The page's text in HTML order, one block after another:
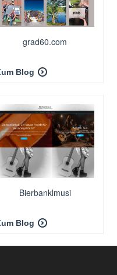
grad60.com
Blog
Bierbanklmusi
Blog